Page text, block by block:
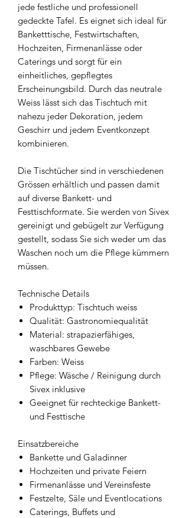
jede festliche und professionell
gedeckte Tafel. Es eignet sich ideal für
Banketttische, Festwirtschaften,
Hochzeiten, Firmenanlässe oder
Caterings und sorgt für ein
einheitliches, gepflegtes
Erscheinungsbild. Durch das neutrale
Weiss lässt sich das Tischtuch mit
nahezu jeder Dekoration, jedem
Geschirr und jedem Eventkonzept
kombinieren.
Die Tischtücher sind in verschiedenen
Grössen erhältlich und passen damit
auf diverse Bankett- und
Festtischformate. Sie werden von Sivex
gereinigt und gebügelt zur Verfügung
gestellt, sodass Sie sich weder um das
Waschen noch um die Pflege kümmern
müssen.
Technische Details
Produkttyp: Tischtuch weiss
Qualität: Gastronomiequalität
Material: strapazierfähiges,
waschbares Gewebe
Farben: Weiss
Pflege: Wäsche / Reinigung durch
Sivex inklusive
Geeignet für rechteckige Bankett-
und Festtische
Einsatzbereiche
Bankette und Galadinner
Hochzeiten und private Feiern
Firmenanlässe und Vereinsfeste
Festzelte, Säle und Eventlocations
Caterings, Buffets und